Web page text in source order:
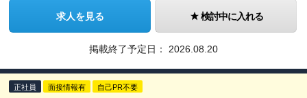
求人を見る 検討中に入れる
掲載終了予定日： 2026.08.20
正社員 面接情報有 自己PR不要